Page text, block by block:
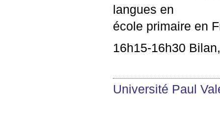
langues en
école primaire en
16h15-16h30
Université Paul